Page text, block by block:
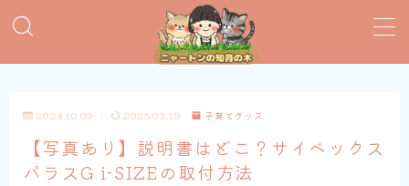
MENU
おすすめ絵本
子育てグッズ
2024.10.09 2025.03.19 子育てグッズ
【写真あり】説明書はどこ？サイベックス
パラスG i-SIZEの取付方法